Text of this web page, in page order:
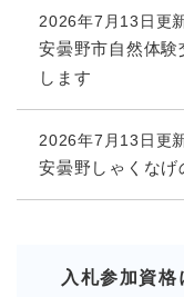
2026年7月13日更
安曇野市自然体
します
2026年7月13日更
安曇野しゃくなげ
入札参加資格